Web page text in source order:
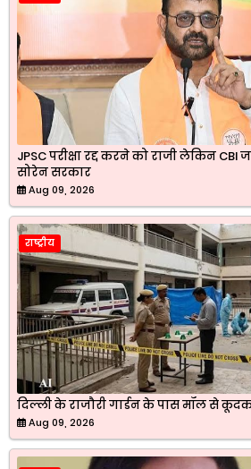
JPSC परीक्षा रद्द करने को राजी लेकिन CBI
सोरेन सरकार
Aug 09, 2026
राष्ट्रीय
दिल्ली के राजौरी गार्डन के पास मॉल से
Aug 09, 2026